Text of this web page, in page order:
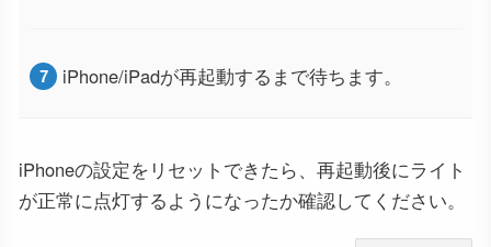
iPhone/iPadが再起動するまで待ちます。
iPhoneの設定をリセットできたら、再起動後にライト
が正常に点灯するようになったか確認してください。